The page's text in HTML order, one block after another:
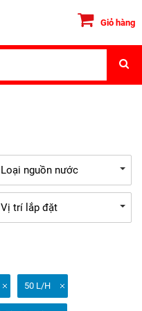
Giỏ hàng
Loại nguồn nước
Vị trí lắp đặt
50 L/H